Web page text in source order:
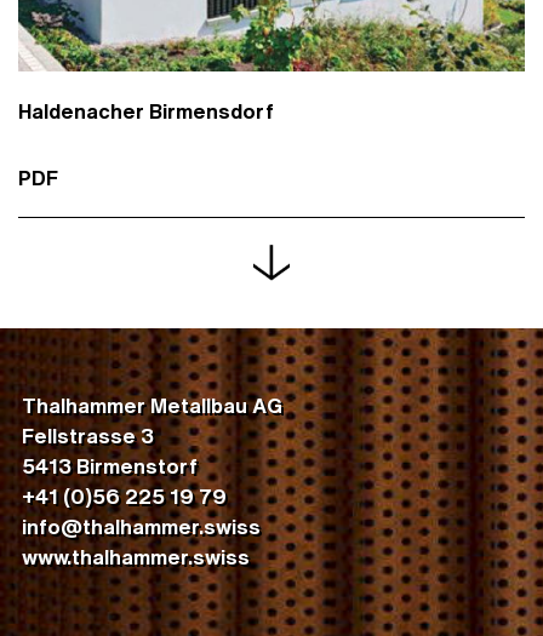
Haldenacher Birmensdorf
PDF
Thalhammer Metallbau AG
Fellstrasse 3
5413 Birmenstorf
+41 (0)56 225 19 79
info@thalhammer.swiss
www.thalhammer.swiss